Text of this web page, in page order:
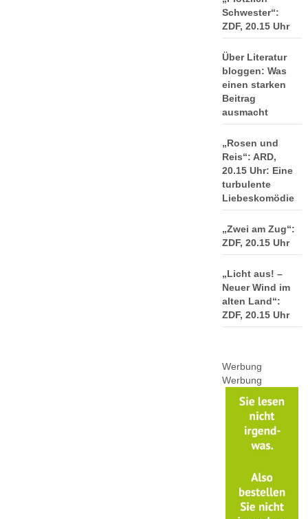
Schwester“:
ZDF, 20.15 Uhr
Über Literatur
bloggen: Was
einen starken
Beitrag
ausmacht
„Rosen und
Reis“: ARD,
20.15 Uhr: Eine
turbulente
Liebeskomödie
„Zwei am Zug“:
ZDF, 20.15 Uhr
„Licht aus! –
Neuer Wind im
alten Land“:
ZDF, 20.15 Uhr
Werbung
Werbung